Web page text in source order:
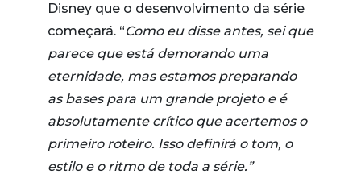
Disney que o desenvolvimento da série
começará. “Como eu disse antes, sei que
parece que está demorando uma
eternidade, mas estamos preparando
as bases para um grande projeto e é
absolutamente crítico que acertemos o
primeiro roteiro. Isso definirá o tom, o
estilo e o ritmo de toda a série.”